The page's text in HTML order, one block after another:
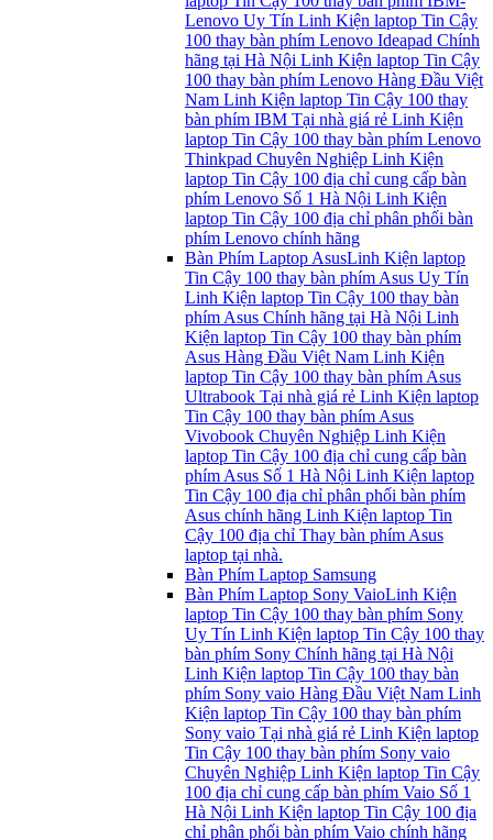
Lenovo Uy Tín Linh Kiện laptop Tin Cậy
100 thay bàn phím Lenovo Ideapad Chính
hãng tại Hà Nội Linh Kiện laptop Tin Cậy
100 thay bàn phím Lenovo Hàng Đầu Việt
Nam Linh Kiện laptop Tin Cậy 100 thay
bàn phím IBM Tại nhà giá rẻ Linh Kiện
laptop Tin Cậy 100 thay bàn phím Lenovo
Thinkpad Chuyên Nghiệp Linh Kiện
laptop Tin Cậy 100 địa chỉ cung cấp bàn
phím Lenovo Số 1 Hà Nội Linh Kiện
laptop Tin Cậy 100 địa chỉ phân phối bàn
phím Lenovo chính hãng
Bàn Phím Laptop AsusLinh Kiện laptop
Tin Cậy 100 thay bàn phím Asus Uy Tín
Linh Kiện laptop Tin Cậy 100 thay bàn
phím Asus Chính hãng tại Hà Nội Linh
Kiện laptop Tin Cậy 100 thay bàn phím
Asus Hàng Đầu Việt Nam Linh Kiện
laptop Tin Cậy 100 thay bàn phím Asus
Ultrabook Tại nhà giá rẻ Linh Kiện laptop
Tin Cậy 100 thay bàn phím Asus
Vivobook Chuyên Nghiệp Linh Kiện
laptop Tin Cậy 100 địa chỉ cung cấp bàn
phím Asus Số 1 Hà Nội Linh Kiện laptop
Tin Cậy 100 địa chỉ phân phối bàn phím
Asus chính hãng Linh Kiện laptop Tin
Cậy 100 địa chỉ Thay bàn phím Asus
laptop tại nhà.
Bàn Phím Laptop Samsung
Bàn Phím Laptop Sony VaioLinh Kiện
laptop Tin Cậy 100 thay bàn phím Sony
Uy Tín Linh Kiện laptop Tin Cậy 100 thay
bàn phím Sony Chính hãng tại Hà Nội
Linh Kiện laptop Tin Cậy 100 thay bàn
phím Sony vaio Hàng Đầu Việt Nam Linh
Kiện laptop Tin Cậy 100 thay bàn phím
Sony vaio Tại nhà giá rẻ Linh Kiện laptop
Tin Cậy 100 thay bàn phím Sony vaio
Chuyên Nghiệp Linh Kiện laptop Tin Cậy
100 địa chỉ cung cấp bàn phím Vaio Số 1
Hà Nội Linh Kiện laptop Tin Cậy 100 địa
chỉ phân phối bàn phím Vaio chính hãng